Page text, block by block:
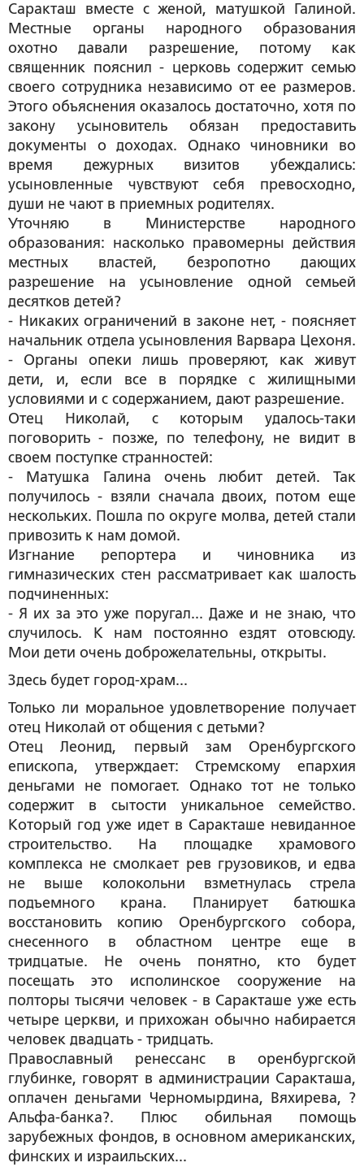
Саракташ вместе с женой, матушкой Галиной.
Местные органы народного образования
охотно давали разрешение, потому как
священник пояснил - церковь содержит семью
своего сотрудника независимо от ее размеров.
Этого объяснения оказалось достаточно, хотя по
закону усыновитель обязан предоставить
документы о доходах. Однако чиновники во
время дежурных визитов убеждались:
усыновленные чувствуют себя превосходно,
души не чают в приемных родителях.
Уточняю в Министерстве народного
образования: насколько правомерны действия
местных властей, безропотно дающих
разрешение на усыновление одной семьей
десятков детей?
- Никаких ограничений в законе нет, - поясняет
начальник отдела усыновления Варвара Цехоня.
- Органы опеки лишь проверяют, как живут
дети, и, если все в порядке с жилищными
условиями и с содержанием, дают разрешение.
Отец Николай, с которым удалось-таки
поговорить - позже, по телефону, не видит в
своем поступке странностей:
- Матушка Галина очень любит детей. Так
получилось - взяли сначала двоих, потом еще
нескольких. Пошла по округе молва, детей стали
привозить к нам домой.
Изгнание репортера и чиновника из
гимназических стен рассматривает как шалость
подчиненных:
- Я их за это уже поругал... Даже и не знаю, что
случилось. К нам постоянно ездят отовсюду.
Мои дети очень доброжелательны, открыты.
Здесь будет город-храм...
Только ли моральное удовлетворение получает
отец Николай от общения с детьми?
Отец Леонид, первый зам Оренбургского
епископа, утверждает: Стремскому епархия
деньгами не помогает. Однако тот не только
содержит в сытости уникальное семейство.
Который год уже идет в Саракташе невиданное
строительство. На площадке храмового
комплекса не смолкает рев грузовиков, и едва
не выше колокольни взметнулась стрела
подъемного крана. Планирует батюшка
восстановить копию Оренбургского собора,
снесенного в областном центре еще в
тридцатые. Не очень понятно, кто будет
посещать это исполинское сооружение на
полторы тысячи человек - в Саракташе уже есть
четыре церкви, и прихожан обычно набирается
человек двадцать - тридцать.
Православный ренессанс в оренбургской
глубинке, говорят в администрации Саракташа,
оплачен деньгами Черномырдина, Вяхирева, ?
Альфа-банка?. Плюс обильная помощь
зарубежных фондов, в основном американских,
финских и израильских...